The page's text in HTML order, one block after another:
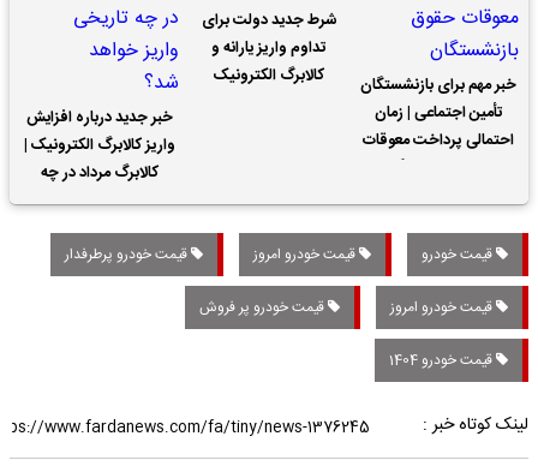
خبر مهم برای بازنشستگان
تأمین اجتماعی | زمان
احتمالی پرداخت معوقات
شرط جدید دولت برای
تداوم واریز یارانه و
کالابرگ الکترونیک
خبر جدید درباره افزایش
واریز کالابرگ الکترونیک |
کالابرگ مرداد در چه
تاریخی واریز خواهد شد؟
قیمت خودرو قیمت خودرو امروز قیمت خودرو پرطرفدار
قیمت خودرو امروز قیمت خودرو پر فروش
قیمت خودرو 1404
لینک کوتاه خبر :